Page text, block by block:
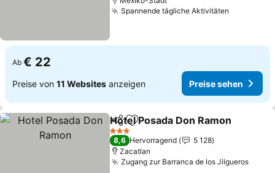
Spannende tägliche Aktivitäten
Ab € 22
Preise von 11 Websites anzeigen Preise sehen
TeilenZu Favoriten hinzufügen
Hotel Posada Don Ramon
3 Sterne
8,6 Hervorragend
5 128
Zacatlan
Zugang zur Barranca de los Jilgueros